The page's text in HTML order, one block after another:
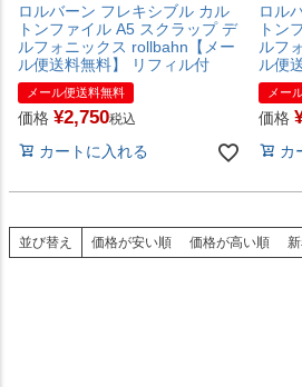
ロルバーン フレキシブル カル
トンファイル A5 スクラップ デ
ルフォニックス rollbahn【メー
ル便送料無料】 リフィル付
メール便送料無料
価格 ¥2,750税込
カートに入れる
ロル
トン
ルフ
ル便
メー
価格
カ
並び替え 価格が安い順 価格が高い順